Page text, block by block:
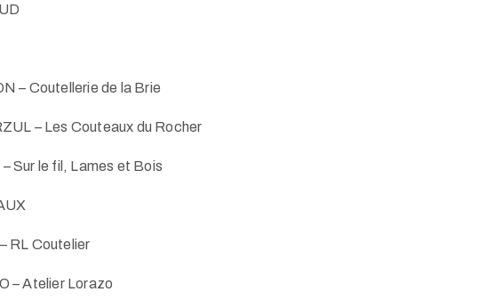
– Coutellerie de la Brie
– Les Couteaux du Rocher
Sur le fil, Lames et Bois
RL Coutelier
– Atelier Lorazo